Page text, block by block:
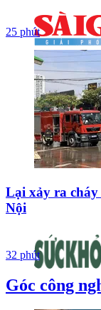
25 phút
Lại xảy ra
Nội
32 phút
Góc công